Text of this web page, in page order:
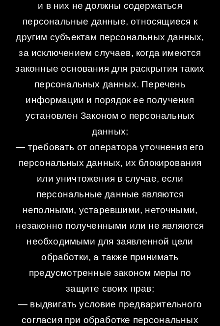
и в них не должны содержаться
персональные данные, относящиеся к
другим субъектам персональных данных,
за исключением случаев, когда имеются
законные основания для раскрытия таких
персональных данных. Перечень
информации и порядок ее получения
установлен Законом о персональных
данных;
— требовать от оператора уточнения его
персональных данных, их блокирования
или уничтожения в случае, если
персональные данные являются
неполными, устаревшими, неточными,
незаконно полученными или не являются
необходимыми для заявленной цели
обработки, а также принимать
предусмотренные законом меры по
защите своих прав;
— выдвигать условие предварительного
согласия при обработке персональных